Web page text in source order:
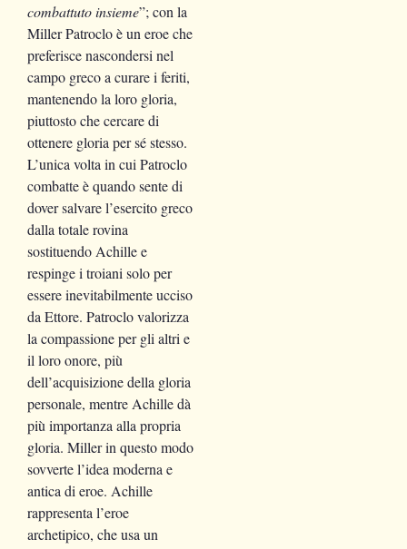
combattuto insieme”; con la
Miller Patroclo è un eroe che
preferisce nascondersi nel
campo greco a curare i feriti,
mantenendo la loro gloria,
piuttosto che cercare di
ottenere gloria per sé stesso.
L’unica volta in cui Patroclo
combatte è quando sente di
dover salvare l’esercito greco
dalla totale rovina
sostituendo Achille e
respinge i troiani solo per
essere inevitabilmente ucciso
da Ettore. Patroclo valorizza
la compassione per gli altri e
il loro onore, più
dell’acquisizione della gloria
personale, mentre Achille dà
più importanza alla propria
gloria. Miller in questo modo
sovverte l’idea moderna e
antica di eroe. Achille
rappresenta l’eroe
archetipico, che usa un